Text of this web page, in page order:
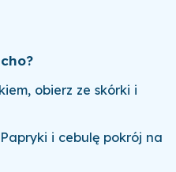
obierz ze skórki i
i cebulę pokrój na